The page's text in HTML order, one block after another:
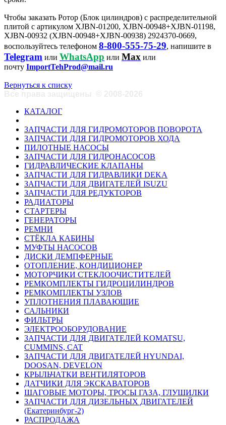
Чтобы заказать Ротор (Блок цилиндров) с распределительной
плитой с артикулом XJBN-01200, XJBN-00948+XJBN-01198,
XJBN-00932 (XJBN-00948+XJBN-00938) 2924370-0669,
воспользуйтесь телефоном 8-800-555-75-29, напишите в
Telegram или WhatsApp или Max или
почту ImportTehProd@mail.ru
Вернуться к списку
КАТАЛОГ
ЗАПЧАСТИ ДЛЯ ГИДРОМОТОРОВ ПОВОРОТА
ЗАПЧАСТИ ДЛЯ ГИДРОМОТОРОВ ХОДА
ПИЛОТНЫЕ НАСОСЫ
ЗАПЧАСТИ ДЛЯ ГИДРОНАСОСОВ
ГИДРАВЛИЧЕСКИЕ КЛАПАНЫ
ЗАПЧАСТИ ДЛЯ ГИДРАВЛИКИ DEKA
ЗАПЧАСТИ ДЛЯ ДВИГАТЕЛЕЙ ISUZU
ЗАПЧАСТИ ДЛЯ РЕДУКТОРОВ
РАДИАТОРЫ
СТАРТЕРЫ
ГЕНЕРАТОРЫ
РЕМНИ
СТЁКЛА КАБИНЫ
МУФТЫ НАСОСОВ
ДИСКИ ДЕМПФЕРНЫЕ
ОТОПЛЕНИЕ, КОНДИЦИОНЕР
МОТОРЧИКИ СТЕКЛООЧИСТИТЕЛЕЙ
РЕМКОМПЛЕКТЫ ГИДРОЦИЛИНДРОВ
РЕМКОМПЛЕКТЫ УЗЛОВ
УПЛОТНЕНИЯ ПЛАВАЮЩИЕ
САЛЬНИКИ
ФИЛЬТРЫ
ЭЛЕКТРООБОРУДОВАНИЕ
ЗАПЧАСТИ ДЛЯ ДВИГАТЕЛЕЙ KOMATSU,
CUMMINS, CAT
ЗАПЧАСТИ ДЛЯ ДВИГАТЕЛЕЙ HYUNDAI,
DOOSAN, DEVELON
КРЫЛЬЧАТКИ ВЕНТИЛЯТОРОВ
ДАТЧИКИ ДЛЯ ЭКСКАВАТОРОВ
ШАГОВЫЕ МОТОРЫ, ТРОСЫ ГАЗА, ГЛУШИЛКИ
ЗАПЧАСТИ ДЛЯ ДИЗЕЛЬНЫХ ДВИГАТЕЛЕЙ
(Екатеринбург-2)
РАСПРОДАЖА